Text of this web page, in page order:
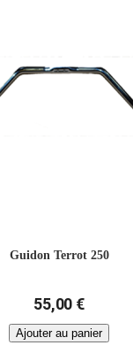
Guidon Terrot 250
55,00 €
Ajouter au panier